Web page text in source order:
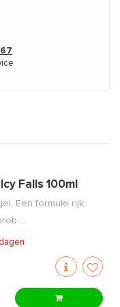
Falls 100ml
Een formule rijk
...